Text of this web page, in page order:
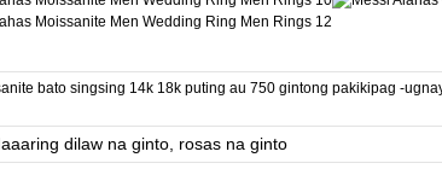
bato singsing 14k 18k puting au 750 gintong pakikipag -
dilaw na ginto, rosas na ginto